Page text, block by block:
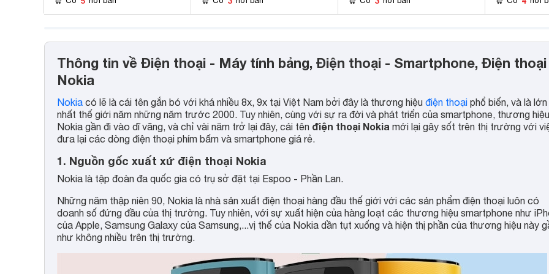
Thông tin về Điện thoại - Máy tính bảng, Điện thoại - Smartphone, Điện thoại
Nokia
Nokia có lẽ là cái tên gắn bó với khá nhiều 8x, 9x tại Việt Nam bởi đây là thương hiệu điện thoại phổ biến, và là lớn
nhất thế giới năm những năm trước 2000. Tuy nhiên, cùng với sự ra đời và phát triển của smartphone, thương hiệu
Nokia gần đi vào dĩ vãng, và chỉ vài năm trở lại đây, cái tên điện thoại Nokia mới lại gây sốt trên thị trường với
đưa lại các dòng điện thoại phím bấm và smartphone giá rẻ.
1. Nguồn gốc xuất xứ điện thoại Nokia
Nokia là tập đoàn đa quốc gia có trụ sở đặt tại Espoo - Phần Lan.
Những năm thập niên 90, Nokia là nhà sản xuất điện thoại hàng đầu thế giới với các sản phẩm điện thoại luôn có
doanh số đứng đầu của thị trường. Tuy nhiên, với sự xuất hiện của hàng loạt các thương hiệu smartphone như
của Apple, Samsung Galaxy của Samsung,...vị thế của Nokia dần tụt xuống và hiện thị phần của thương hiệu này
như không nhiều trên thị trường.